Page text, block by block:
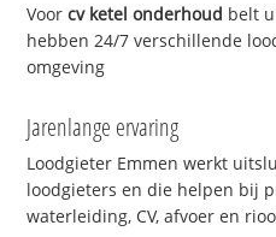
Voorcv ketel onderhoud belt
hebben 24/7 verschillende
omgeving
Jarenlange ervaring
Loodgieter Emmen werkt
loodgieters en die helpen bij
waterleiding, CV, afvoer en